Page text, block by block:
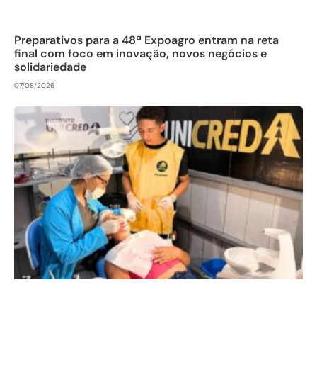
Preparativos para a 48ª Expoagro entram na reta
final com foco em inovação, novos negócios e
solidariedade
07/08/2026